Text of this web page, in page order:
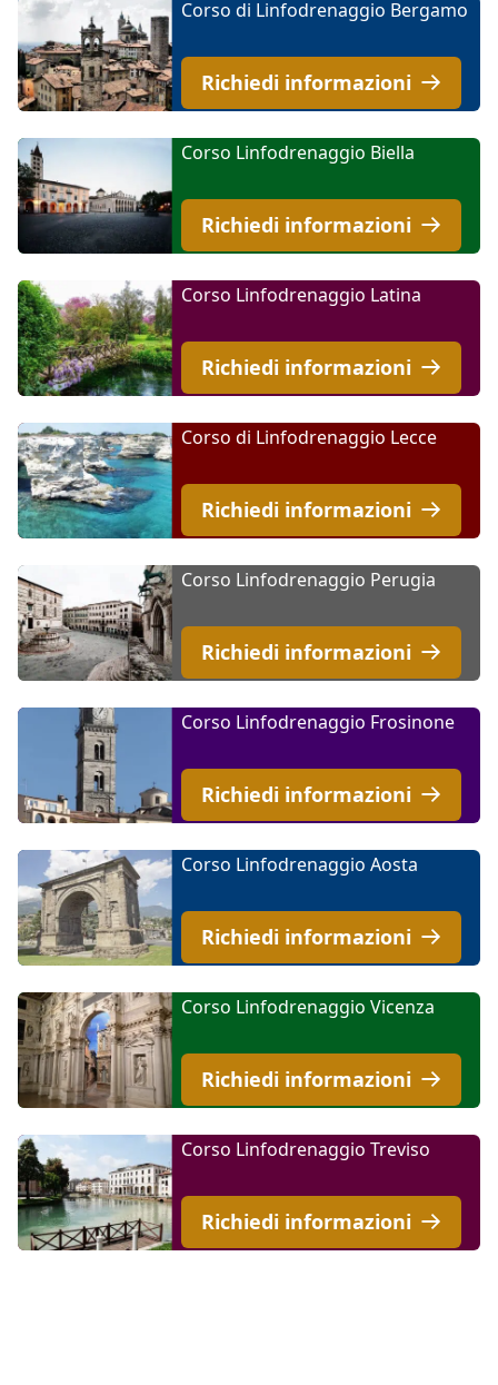
Corso di Linfodrenaggio Bergamo
Richiedi informazioni
Corso Linfodrenaggio Biella
Richiedi informazioni
Corso Linfodrenaggio Latina
Richiedi informazioni
Corso di Linfodrenaggio Lecce
Richiedi informazioni
Corso Linfodrenaggio Perugia
Richiedi informazioni
Corso Linfodrenaggio Frosinone
Richiedi informazioni
Corso Linfodrenaggio Aosta
Richiedi informazioni
Corso Linfodrenaggio Vicenza
Richiedi informazioni
Corso Linfodrenaggio Treviso
Richiedi informazioni